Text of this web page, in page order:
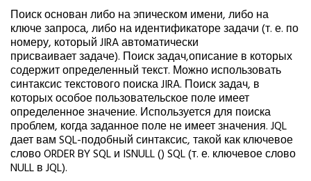
Поиск основан либо на эпическом имени, либо на
ключе запроса, либо на идентификаторе задачи (т. е. по
номеру, который JIRA автоматически
присваивает задаче). Поиск задач,описание в которых
содержит определенный текст. Можно использовать
синтаксис текстового поиска JIRA. Поиск задач, в
которых особое пользовательское поле имеет
определенное значение. Используется для поиска
проблем, когда заданное поле не имеет значения. JQL
дает вам SQL-подобный синтаксис, такой как ключевое
слово ORDER BY SQL и ISNULL () SQL (т. е. ключевое слово
NULL в JQL).